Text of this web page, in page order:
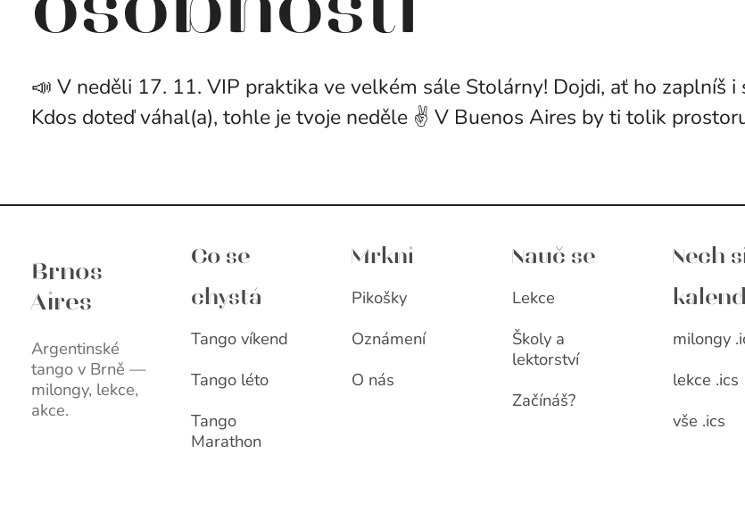
📣 V neděli 17. 11. VIP praktika ve velkém sále Stolárny! Dojdi, ať ho zaplníš i
Kdos doteď váhal(a), tohle je tvoje neděle ✌️ V Buenos Aires by ti tolik
Brnos
Aires
Argentinské
tango v Brně —
milongy, lekce,
akce.
Co se
chystá
Tango víkend
Tango léto
Tango
Marathon
Mrkni
Pikošky
Oznámení
O nás
Nauč se
Lekce
Školy a
lektorství
Začínáš?
Nech
milongy
lekce .ics
vše .ics